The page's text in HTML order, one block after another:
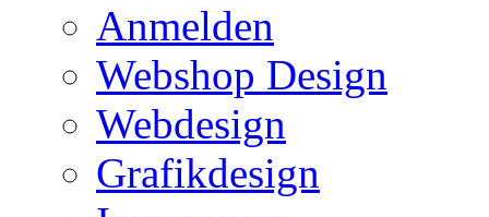
Anmelden
Webshop Design
Webdesign
Grafikdesign